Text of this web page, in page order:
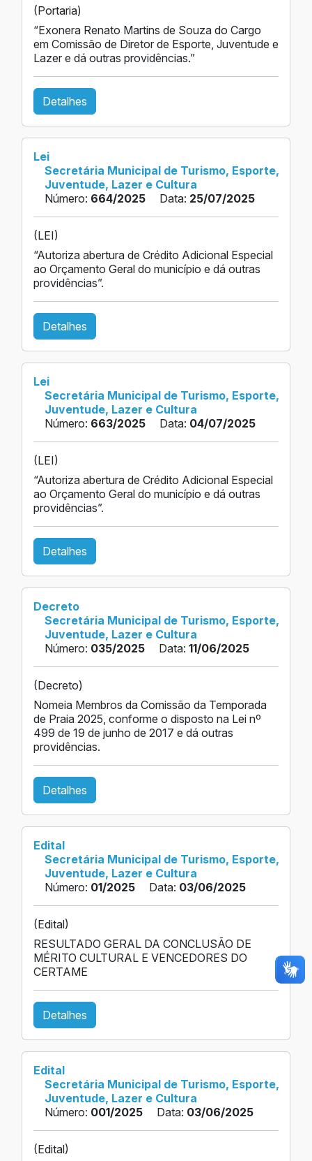
(Portaria)
“Exonera Renato Martins de Souza do Cargo
em Comissão de Diretor de Esporte, Juventude e
Lazer e dá outras providências.”
Detalhes
Lei
Secretária Municipal de Turismo, Esporte,
Juventude, Lazer e Cultura
Número: 664/2025 Data: 25/07/2025
(LEI)
“Autoriza abertura de Crédito Adicional Especial
ao Orçamento Geral do município e dá outras
providências”.
Detalhes
Lei
Secretária Municipal de Turismo, Esporte,
Juventude, Lazer e Cultura
Número: 663/2025 Data: 04/07/2025
(LEI)
“Autoriza abertura de Crédito Adicional Especial
ao Orçamento Geral do município e dá outras
providências”.
Detalhes
Decreto
Secretária Municipal de Turismo, Esporte,
Juventude, Lazer e Cultura
Número: 035/2025 Data: 11/06/2025
(Decreto)
Nomeia Membros da Comissão da Temporada
de Praia 2025, conforme o disposto na Lei nº
499 de 19 de junho de 2017 e dá outras
providências.
Detalhes
Edital
Secretária Municipal de Turismo, Esporte,
Juventude, Lazer e Cultura
Número: 01/2025 Data: 03/06/2025
(Edital)
RESULTADO GERAL DA CONCLUSÃO DE
MÉRITO CULTURAL E VENCEDORES DO
CERTAME
Detalhes
Edital
Secretária Municipal de Turismo, Esporte,
Juventude, Lazer e Cultura
Número: 001/2025 Data: 03/06/2025
(Edital)